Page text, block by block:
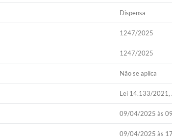
Dispensa
1247/2025
1247/2025
Não se aplica
Lei 14.133/2021,
09/04/2025 às
09/04/2025 às